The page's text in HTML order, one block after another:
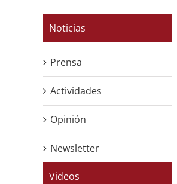
Noticias
Prensa
Actividades
Opinión
Newsletter
Videos